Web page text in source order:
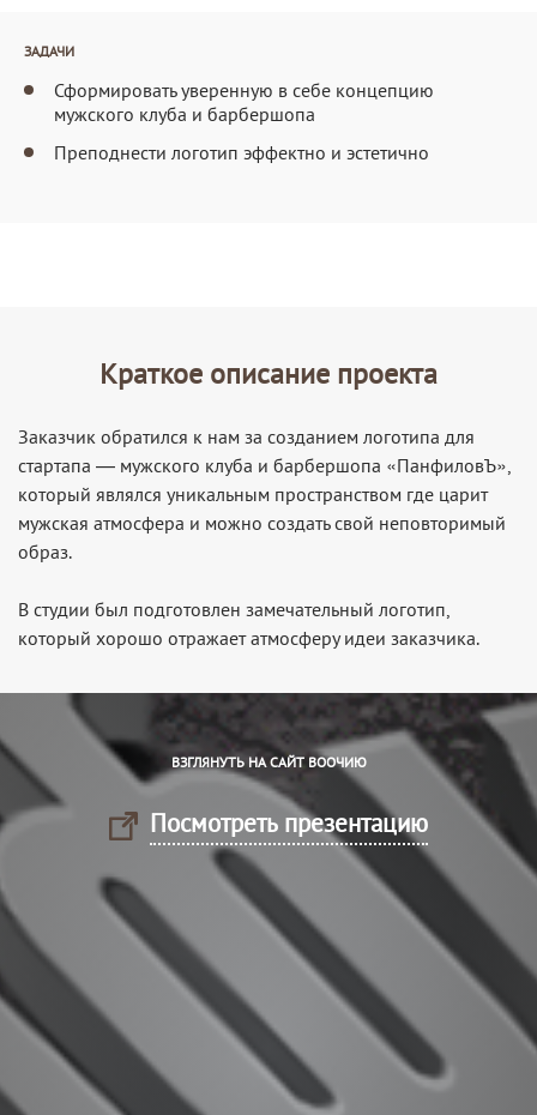
ЗАДАЧИ
Сформировать уверенную в себе концепцию
мужского клуба и барбершопа
Преподнести логотип эффектно и эстетично
Краткое описание проекта
Заказчик обратился к нам за созданием логотипа для
стартапа — мужского клуба и барбершопа «ПанфиловЪ»,
который являлся уникальным пространством где царит
мужская атмосфера и можно создать свой неповторимый
образ.
В студии был подготовлен замечательный логотип,
который хорошо отражает атмосферу идеи заказчика.
ВЗГЛЯНУТЬ НА САЙТ ВООЧИЮ
Посмотреть презентацию